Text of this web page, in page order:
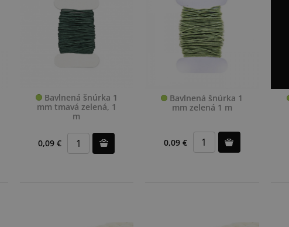
Bavlnená šnúrka 1
mm tmavá zelená, 1
m
0,09 €
Bavlnená šnúrka 1
mm zelená 1 m
0,09 €